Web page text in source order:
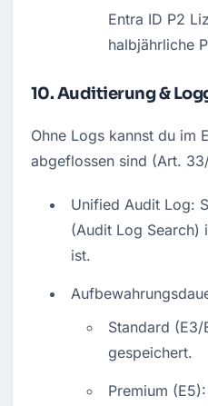
Entra ID P2
halbjährliche
10. Auditierung &
Ohne Logs kannst du im
abgeflossen sind (Art.
Unified Audit Log:
(Audit Log Search)
ist.
Standard (E3/
gespeichert.
Premium